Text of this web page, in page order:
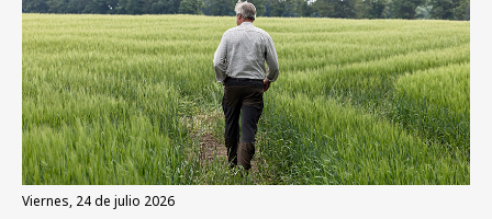
viernes, 24 de julio 2026